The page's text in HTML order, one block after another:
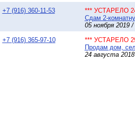
+7 (916) 360-11-53
*** УСТАРЕЛО
Сдам 2-
05 ноября 2019 /
+7 (916) 365-97-10
*** УСТАРЕЛО
Продам дом,
24 августа